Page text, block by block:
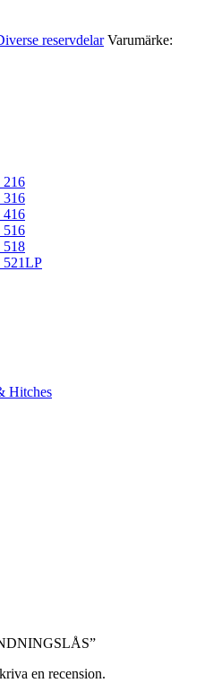
reservdelar Varumärke:
216
316
416
516
518
521LP
Hitches
en recension.